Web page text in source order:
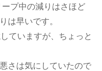
プ中の減りはさほど
は早いです。
ていますが、ちょっと
さは気にしていたので